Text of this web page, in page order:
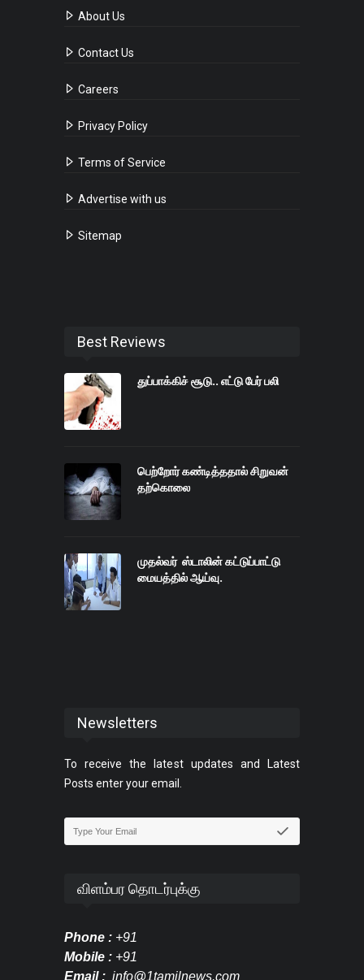
About Us
Contact Us
Careers
Privacy Policy
Terms of Service
Advertise with us
Sitemap
Best Reviews
துப்பாக்கிச் சூடு.. எட்டு பேர் பலி
பெற்றோர் கண்டித்ததால் சிறுவன்
தற்கொலை
முதல்வர் ஸ்டாலின் கட்டுப்பாட்டு
மையத்தில் ஆய்வு.
Newsletters
To receive the latest updates and Latest
Posts enter your email.
விளம்பர தொடர்புக்கு
Phone : +91
Mobile : +91
Email : info@1tamilnews.com